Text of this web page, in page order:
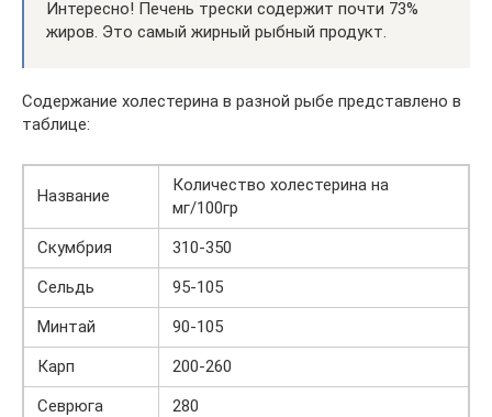
Интересно! Печень трески содержит почти 73%
жиров. Это самый жирный рыбный продукт.
Содержание холестерина в разной рыбе представлено в
таблице:
Название
Количество холестерина на
мг/100гр
Скумбрия
310-350
Сельдь
95-105
Минтай
90-105
Карп
200-260
Севрюга
280